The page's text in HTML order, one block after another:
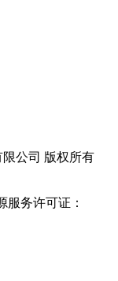
限公司 版权所有
服务许可证：